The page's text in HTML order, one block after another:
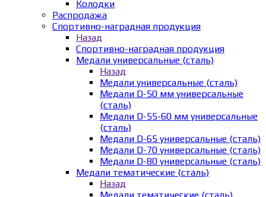
Колодки
Распродажа
Спортивно-наградная продукция
Назад
Спортивно-наградная продукция
Медали универсальные (сталь)
Назад
Медали универсальные (сталь)
Медали D-50 мм универсальные
(сталь)
Медали D-55-60 мм универсальные
(сталь)
Медали D-65 универсальные (сталь)
Медали D-70 универсальные (сталь)
Медали D-80 универсальные (сталь)
Медали тематические (сталь)
Назад
Медали тематические (сталь)